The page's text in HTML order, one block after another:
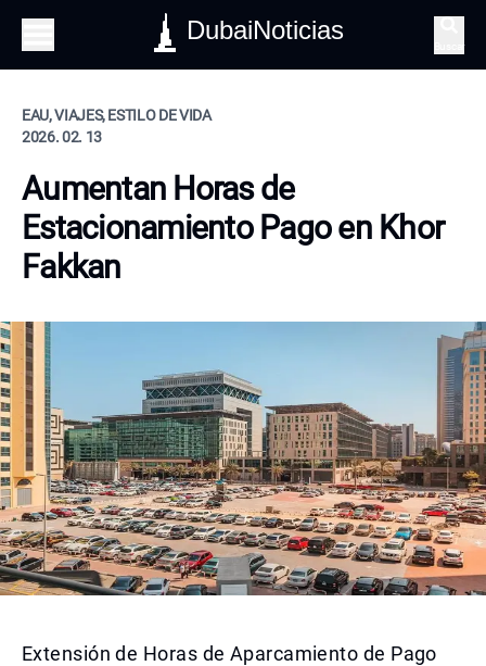
DubaiNoticias
EAU, VIAJES, ESTILO DE VIDA
2026. 02. 13
Aumentan Horas de
Estacionamiento Pago en Khor
Fakkan
Extensión de Horas de Aparcamiento de Pago